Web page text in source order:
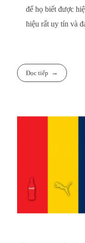
để họ biết được
hiệu rất uy tín và
Đọc tiếp